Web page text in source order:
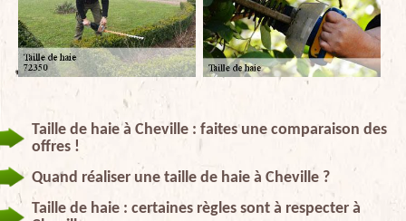
Taille de haie à Cheville : faites une comparaison des
offres !
Quand réaliser une taille de haie à Cheville ?
Taille de haie : certaines règles sont à respecter à